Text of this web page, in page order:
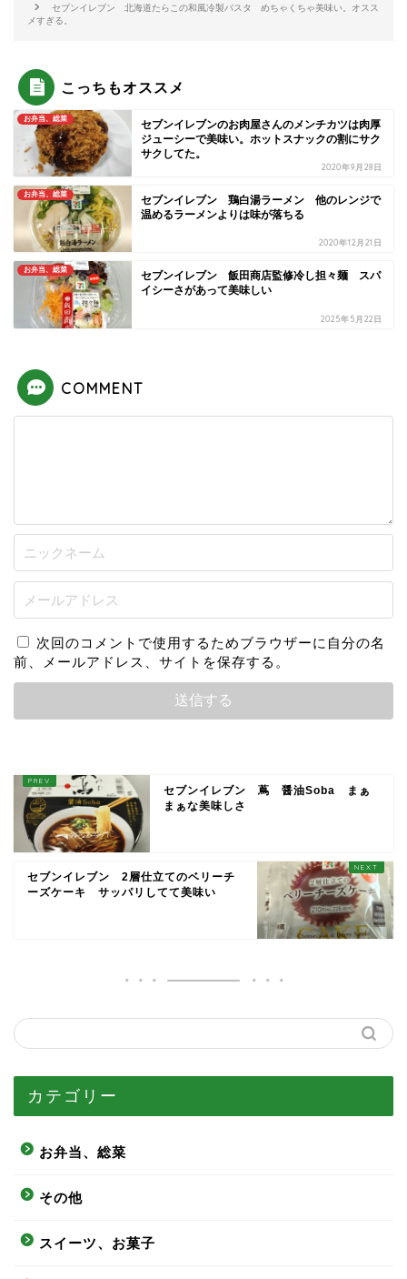
セブンイレブン 北海道たらこの和風冷製パスタ めちゃくちゃ美味い。オスス
メすぎる。
こっちもオススメ
お弁当、総菜
セブンイレブンのお肉屋さんのメンチカツは肉厚
ジューシーで美味い。ホットスナックの割にサク
サクしてた。
2020年9月28日
お弁当、総菜
セブンイレブン 鶏白湯ラーメン 他のレンジで
温めるラーメンよりは味が落ちる
2020年12月21日
お弁当、総菜
セブンイレブン 飯田商店監修冷し担々麺 スパ
イシーさがあって美味しい
2025年5月22日
COMMENT
次回のコメントで使用するためブラウザーに自分の名
前、メールアドレス、サイトを保存する。
セブンイレブン 蔦 醤油Soba まぁ
まぁな美味しさ
セブンイレブン 2層仕立てのベリーチ
ーズケーキ サッパリしてて美味い
カテゴリー
お弁当、総菜
その他
スイーツ、お菓子